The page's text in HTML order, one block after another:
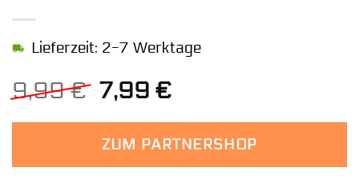
9,99€ Ursprünglicher
war:
9,99 €
7,99 €Aktueller
ist:
7,99 €.
Lieferzeit: 2-7 Werktage
ZUM PARTNERSHOP